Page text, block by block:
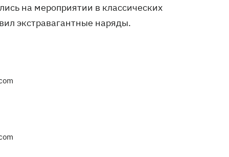
на мероприятии в классических
экстравагантные наряды.